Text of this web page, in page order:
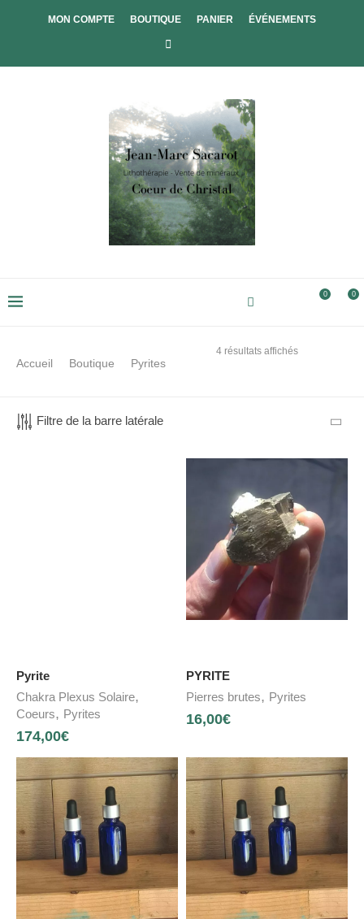
MON COMPTE BOUTIQUE PANIER ÉVÉNEMENTS
0 0
Accueil Boutique Pyrites
4 résultats affichés
Filtre de la barre latérale
Pyrite
Chakra Plexus Solaire,
Coeurs, Pyrites
174,00€
PYRITE
Pierres brutes, Pyrites
16,00€